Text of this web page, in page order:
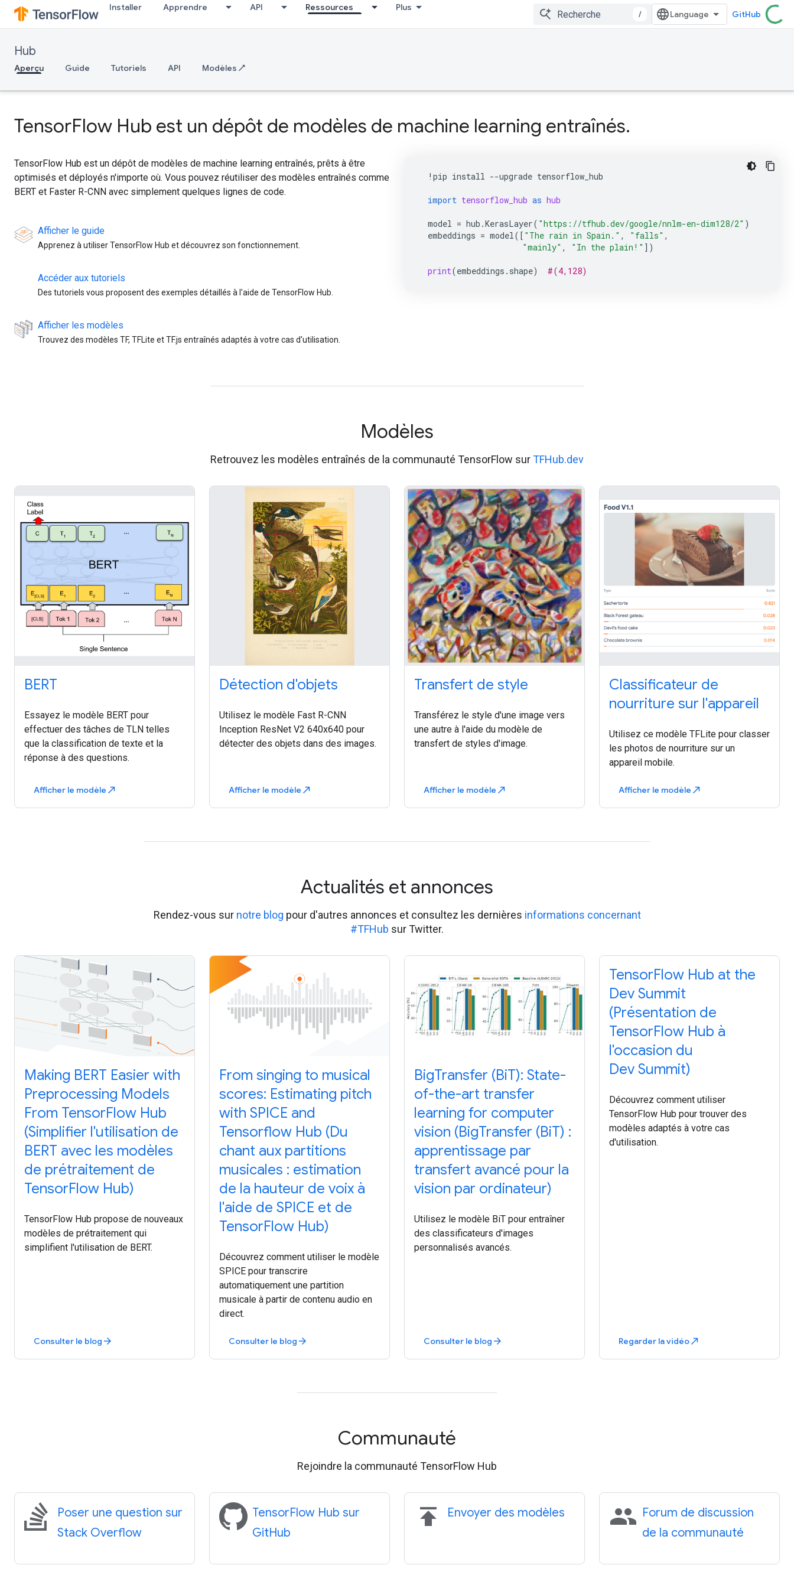
Installer Apprendre API Ressources Plus
/ GitHub
Hub
Aperçu Guide Tutoriels API Modèles ↗
TensorFlow Hub est un dépôt de modèles de machine learning entraînés.
! pip install --upgrade tensorflow_hub
import tensorflow_hub as hub
model = hub .KerasLayer( "https://tfhub.dev/google/nnlm-en-dim128/2" )
embeddings = model([ "The rain in Spain." , "falls" ,
"mainly" , "In the plain!" ])
print(embeddings . shape) #(4,128)
TensorFlow Hub est un dépôt de modèles de machine learning entraînés, prêts à être
optimisés et déployés n'importe où. Vous pouvez réutiliser des modèles entraînés comme
BERT et Faster R-CNN avec simplement quelques lignes de code.
Afficher le guide
Apprenez à utiliser TensorFlow Hub et découvrez son fonctionnement.
Accéder aux tutoriels
Des tutoriels vous proposent des exemples détaillés à l'aide de TensorFlow Hub.
Afficher les modèles
Trouvez des modèles TF, TFLite et TF.js entraînés adaptés à votre cas d'utilisation.
Modèles
Retrouvez les modèles entraînés de la communauté TensorFlow surTFHub.dev
BERT
Essayez le modèle BERT pour
effectuer des tâches de TLN telles
que la classification de texte et la
réponse à des questions.
Afficher le modèle north_east
Détection d'objets
Utilisez le modèle Fast R-CNN
Inception ResNet V2 640x640 pour
détecter des objets dans des images.
Afficher le modèle north_east
Transfert de style
Transférez le style d'une image vers
une autre à l'aide du modèle de
transfert de styles d'image.
Afficher le modèle north_east
Classificateur de
nourriture sur l'appareil
Utilisez ce modèle TFLite pour classer
les photos de nourriture sur un
appareil mobile.
Afficher le modèle north_east
Actualités et annonces
Rendez-vous sur notre blog pour d'autres annonces et consultez les dernières informations concernant
#TFHub sur Twitter.
Making BERT Easier with
Preprocessing Models
From TensorFlow Hub
(Simplifier l'utilisation de
BERT avec les modèles
de prétraitement de
TensorFlow Hub)
TensorFlow Hub propose de nouveaux
modèles de prétraitement qui
simplifient l'utilisation de BERT.
Consulter le blog arrow_forward
From singing to musical
scores: Estimating pitch
with SPICE and
Tensorflow Hub (Du
chant aux partitions
musicales : estimation
de la hauteur de voix à
l'aide de SPICE et de
TensorFlow Hub)
Découvrez comment utiliser le modèle
SPICE pour transcrire
automatiquement une partition
musicale à partir de contenu audio en
direct.
Consulter le blog arrow_forward
BigTransfer (BiT): State-
of-the-art transfer
learning for computer
vision (BigTransfer (BiT) :
apprentissage par
transfert avancé pour la
vision par ordinateur)
Utilisez le modèle BiT pour entraîner
des classificateurs d'images
personnalisés avancés.
Consulter le blog arrow_forward
TensorFlow Hub at the
Dev Summit
(Présentation de
TensorFlow Hub à
l'occasion du
Dev Summit)
Découvrez comment utiliser
TensorFlow Hub pour trouver des
modèles adaptés à votre cas
d'utilisation.
Regarder la vidéonorth_east
Communauté
Rejoindre la communauté TensorFlow Hub
Poser une question sur
Stack Overflow
TensorFlow Hub sur
GitHub
publish Envoyer des modèles people Forum de discussion
de la communauté